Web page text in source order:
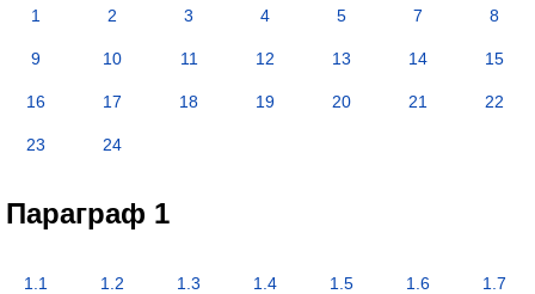
1 2 3 4 5 7 8
9 10 11 12 13 14 15
16 17 18 19 20 21 22
23 24
Параграф 1
1.1 1.2 1.3 1.4 1.5 1.6 1.7